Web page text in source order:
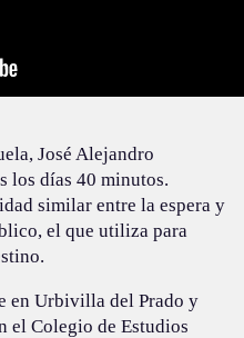
José Alejandro
los días 40 minutos.
similar entre la espera y
el que utiliza para
en Urbivilla del Prado y
el Colegio de Estudios